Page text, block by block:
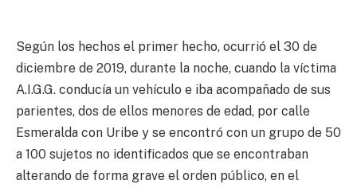
Según los hechos el primer hecho, ocurrió el 30 de
diciembre de 2019, durante la noche, cuando la víctima
A.I.G.G. conducía un vehículo e iba acompañado de sus
parientes, dos de ellos menores de edad, por calle
Esmeralda con Uribe y se encontró con un grupo de 50
a 100 sujetos no identificados que se encontraban
alterando de forma grave el orden público, en el